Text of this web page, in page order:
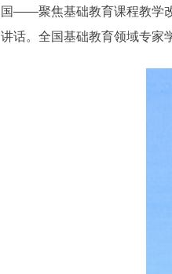
国——聚焦基础教育课程教学
讲话。全国基础教育领域专家